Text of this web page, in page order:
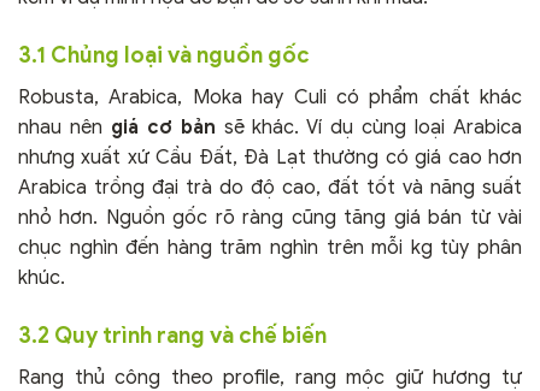
3.1 Chủng loại và nguồn gốc
Robusta, Arabica, Moka hay Culi có phẩm chất khác
nhau nên giá cơ bản sẽ khác. Ví dụ cùng loại Arabica
nhưng xuất xứ Cầu Đất, Đà Lạt thường có giá cao hơn
Arabica trồng đại trà do độ cao, đất tốt và năng suất
nhỏ hơn. Nguồn gốc rõ ràng cũng tăng giá bán từ vài
chục nghìn đến hàng trăm nghìn trên mỗi kg tùy phân
khúc.
3.2 Quy trình rang và chế biến
Rang thủ công theo profile, rang mộc giữ hương tự